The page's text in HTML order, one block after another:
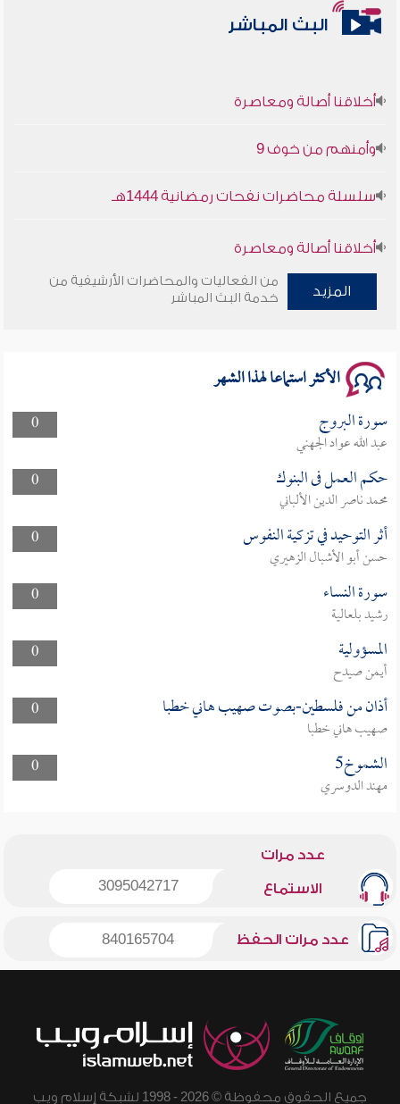
البث المباشر
أخلاقنا أصالة ومعاصرة
وأمنهم من خوف 9
سلسلة محاضرات نفحات رمضانية 1444هـ
أخلاقنا أصالة ومعاصرة
وأمنهم من خوف 9
المزيد
من الفعاليات والمحاضرات الأرشيفية من
خدمة البث المباشر
الأكثر استماعا لهذا الشهر
0 سورة البروج
عبد الله عواد الجهني
0
حكم العمل فى البنوك
محمد ناصر الدين الألباني
0
أثر التوحيد في تزكية النفوس
حسن أبو الأشبال الزهيري
0
سورة النساء
رشيد بلعالية
0
المسؤولية
أيمن صيدح
0
أذان من فلسطين-بصوت صهيب هاني خطبا
صهيب هاني خطبا
0
الشموخ5
مهند الدوسري
عدد مرات
الاستماع 3095042717
عدد مرات الحفظ 840165704
جميع الحقوق محفوظة © 2026 - 1998 لشبكة إسلام ويب